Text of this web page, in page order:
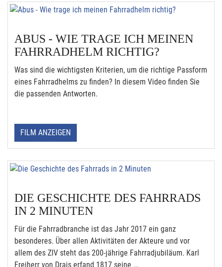
ABUS - WIE TRAGE ICH MEINEN
FAHRRADHELM RICHTIG?
Was sind die wichtigsten Kriterien, um die richtige Passform
eines Fahrradhelms zu finden? In diesem Video finden Sie
die passenden Antworten.
FILM ANZEIGEN
DIE GESCHICHTE DES FAHRRADS
IN 2 MINUTEN
Für die Fahrradbranche ist das Jahr 2017 ein ganz
besonderes. Über allen Aktivitäten der Akteure und vor
allem des ZIV steht das 200-jährige Fahrradjubiläum. Karl
Freiherr von Drais erfand 1817 seine ...